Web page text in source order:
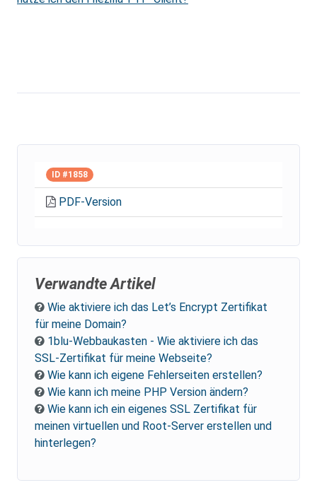
ID #1858
PDF-Version
Verwandte Artikel
Wie aktiviere ich das Let’s Encrypt Zertifikat
für meine Domain?
1blu-Webbaukasten - Wie aktiviere ich das
SSL-Zertifikat für meine Webseite?
Wie kann ich eigene Fehlerseiten erstellen?
Wie kann ich meine PHP Version ändern?
Wie kann ich ein eigenes SSL Zertifikat für
meinen virtuellen und Root-Server erstellen und
hinterlegen?